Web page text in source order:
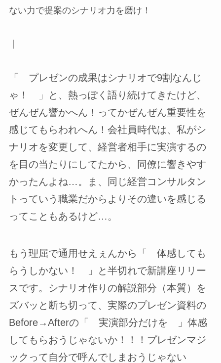
ない力で提案のシナリオ力を磨け！
「 プレゼンの成果はシナリオで9割なんじ
ゃ！ 」と、熱っぽく語り続けてきたけど、
ぜんぜん響かへん！ってかぜんぜん重要性を
感じてもらわれへん！会社員時代は、私がシ
ナリオを変更して、経営者相手に実演するの
を目の当たりにしてたから、同僚に響きやす
かったんよね…。ま、同じ経営コンサルタン
トっていう職業だからよりその違いを感じる
ってこともあるけど…。
もう理屈で通用せえぇんから「 体感しても
らうしかない！ 」と半切れで新講座リリー
スです。シナリオ作りの解説部分（本質）を
ズバッと断ち切って、実際のプレゼン資料の
Before→Afterの「 実演部分だけを 」体感
してもらおうじゃないか！！！プレゼンマジ
ックって自分で呼んでしまおうじゃない